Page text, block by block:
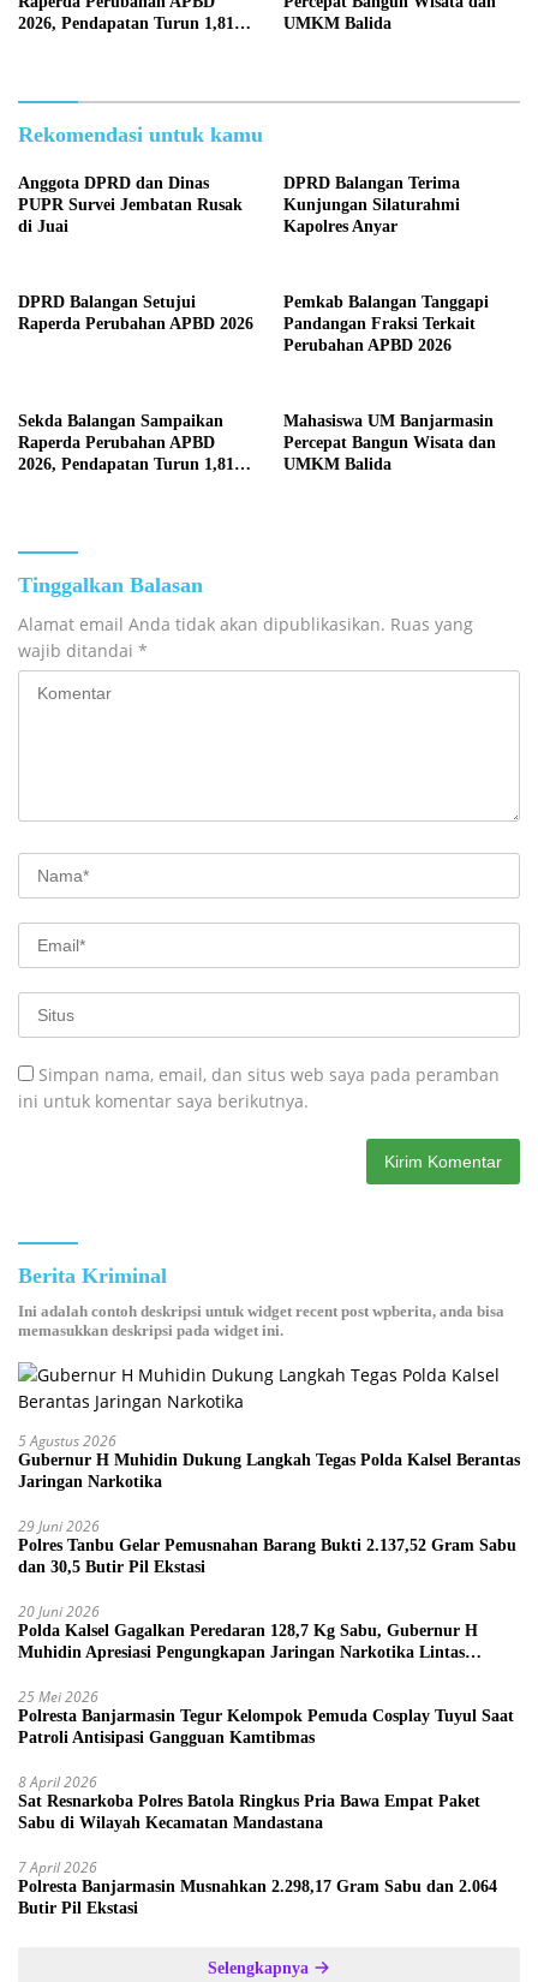
2026, Pendapatan Turun 1,81
UMKM Balida
Rekomendasi untuk kamu
Anggota DPRD dan Dinas
PUPR Survei Jembatan Rusak
di Juai
DPRD Balangan Terima
Kunjungan Silaturahmi
Kapolres Anyar
DPRD Balangan Setujui
Raperda Perubahan APBD 2026
Pemkab Balangan Tanggapi
Pandangan Fraksi Terkait
Perubahan APBD 2026
Sekda Balangan Sampaikan
Raperda Perubahan APBD
2026, Pendapatan Turun 1,81
Mahasiswa UM Banjarmasin
Percepat Bangun Wisata dan
UMKM Balida
Tinggalkan Balasan
Alamat email Anda tidak akan dipublikasikan. Ruas yang
wajib ditandai *
Simpan nama, email, dan situs web saya pada peramban
ini untuk komentar saya berikutnya.
Berita Kriminal
Ini adalah contoh deskripsi untuk widget recent post wpberita, anda bisa
memasukkan deskripsi pada widget ini.
5 Agustus 2026
Gubernur H Muhidin Dukung Langkah Tegas Polda Kalsel Berantas
Jaringan Narkotika
29 Juni 2026
Polres Tanbu Gelar Pemusnahan Barang Bukti 2.137,52 Gram Sabu
dan 30,5 Butir Pil Ekstasi
20 Juni 2026
Polda Kalsel Gagalkan Peredaran 128,7 Kg Sabu, Gubernur H
Muhidin Apresiasi Pengungkapan Jaringan Narkotika Lintas
25 Mei 2026
Polresta Banjarmasin Tegur Kelompok Pemuda Cosplay Tuyul Saat
Patroli Antisipasi Gangguan Kamtibmas
8 April 2026
Sat Resnarkoba Polres Batola Ringkus Pria Bawa Empat Paket
Sabu di Wilayah Kecamatan Mandastana
7 April 2026
Polresta Banjarmasin Musnahkan 2.298,17 Gram Sabu dan 2.064
Butir Pil Ekstasi
Selengkapnya